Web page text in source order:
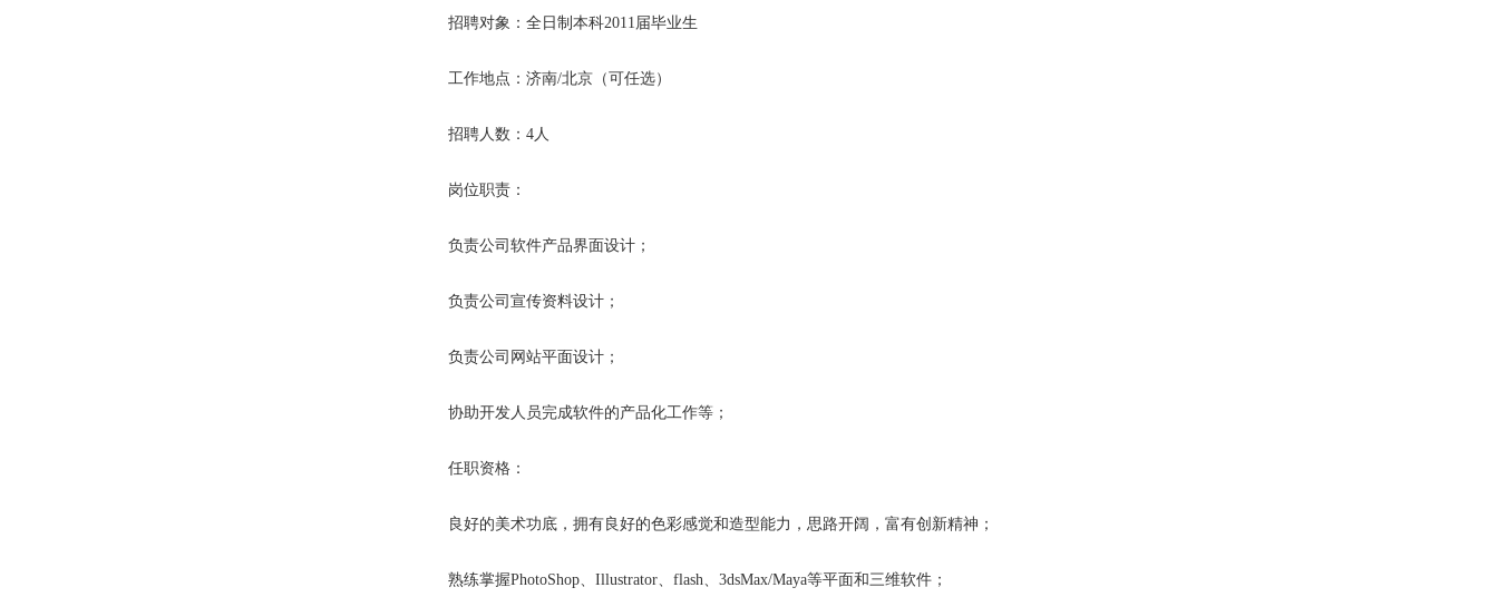
招聘对象：全日制本科2011届毕业生
工作地点：济南/北京（可任选）
招聘人数：4人
岗位职责：
负责公司软件产品界面设计；
负责公司宣传资料设计；
负责公司网站平面设计；
协助开发人员完成软件的产品化工作等；
任职资格：
良好的美术功底，拥有良好的色彩感觉和造型能力，思路开阔，富有创新精神；
熟练掌握PhotoShop、Illustrator、flash、3dsMax/Maya等平面和三维软件；